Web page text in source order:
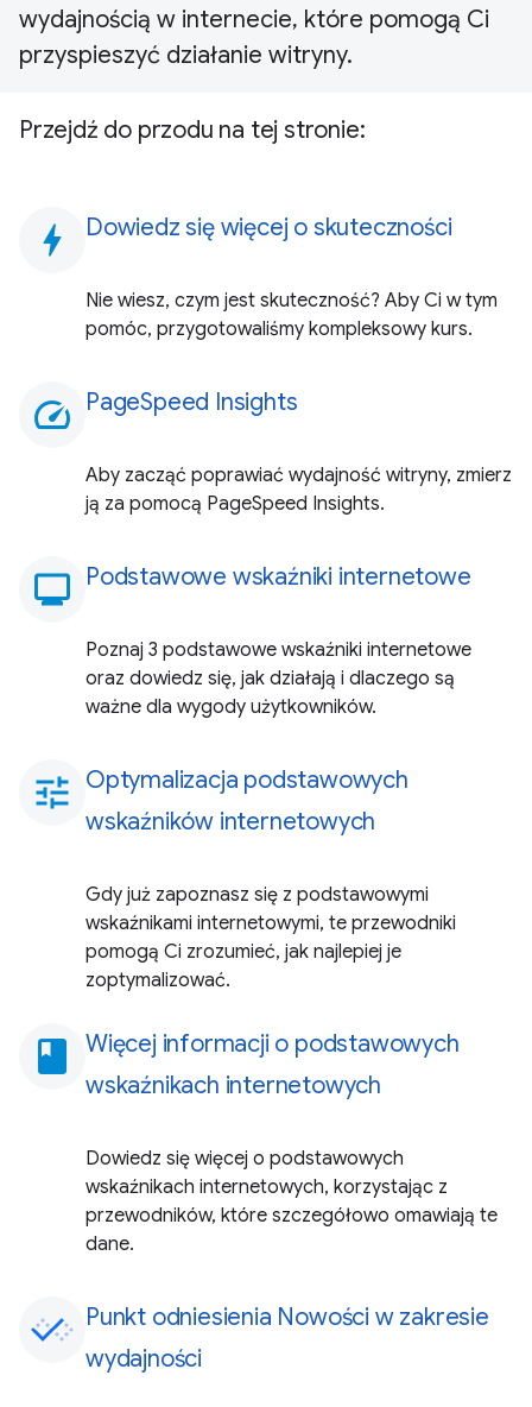
wydajnością w internecie, które pomogą Ci
przyspieszyć działanie witryny.
Przejdź do przodu na tej stronie:
bolt Dowiedz się więcej o skuteczności
Nie wiesz, czym jest skuteczność? Aby Ci w tym
pomóc, przygotowaliśmy kompleksowy kurs.
speed PageSpeed Insights
Aby zacząć poprawiać wydajność witryny, zmierz
ją za pomocą PageSpeed Insights.
monitoring
Podstawowe wskaźniki internetowe
Poznaj 3 podstawowe wskaźniki internetowe
oraz dowiedz się, jak działają i dlaczego są
ważne dla wygody użytkowników.
tune Optymalizacja podstawowych
wskaźników internetowych
Gdy już zapoznasz się z podstawowymi
wskaźnikami internetowymi, te przewodniki
pomogą Ci zrozumieć, jak najlepiej je
zoptymalizować.
book
Więcej informacji o podstawowych
wskaźnikach internetowych
Dowiedz się więcej o podstawowych
wskaźnikach internetowych, korzystając z
przewodników, które szczegółowo omawiają te
dane.
Punkt odniesienia Nowości w zakresie
wydajności